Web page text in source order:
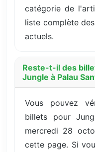
catégorie de
liste complète
actuels.
Reste-t-il des
Jungle à Palau
Vous pouvez
billets pour
mercredi 28
cette page. Si